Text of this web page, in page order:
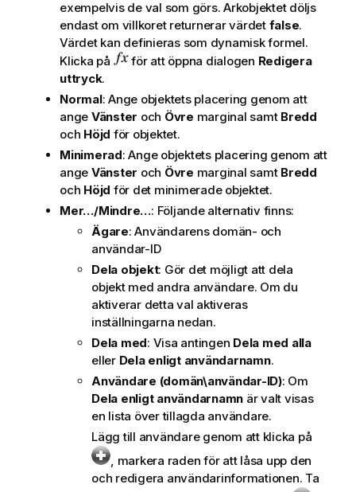
exempelvis de val som görs. Arkobjektet döljs
endast om villkoret returnerar värdet false.
Värdet kan definieras som dynamisk formel.
Klicka på
för att öppna dialogen Redigera
uttryck.
Normal: Ange objektets placering genom att
ange Vänster och Övre marginal samt Bredd
och Höjd för objektet.
Minimerad: Ange objektets placering genom att
ange Vänster och Övre marginal samt Bredd
och Höjd för det minimerade objektet.
Mer…/Mindre…: Följande alternativ finns:
Ägare: Användarens domän- och
användar-ID
Dela objekt: Gör det möjligt att dela
objekt med andra användare. Om du
aktiverar detta val aktiveras
inställningarna nedan.
Dela med: Visa antingen Dela med alla
eller Dela enligt användarnamn.
Användare (domän\användar-ID): Om
Dela enligt användarnamn är valt visas
en lista över tillagda användare.
Lägg till användare genom att klicka på
, markera raden för att låsa upp den
och redigera användarinformationen. Ta